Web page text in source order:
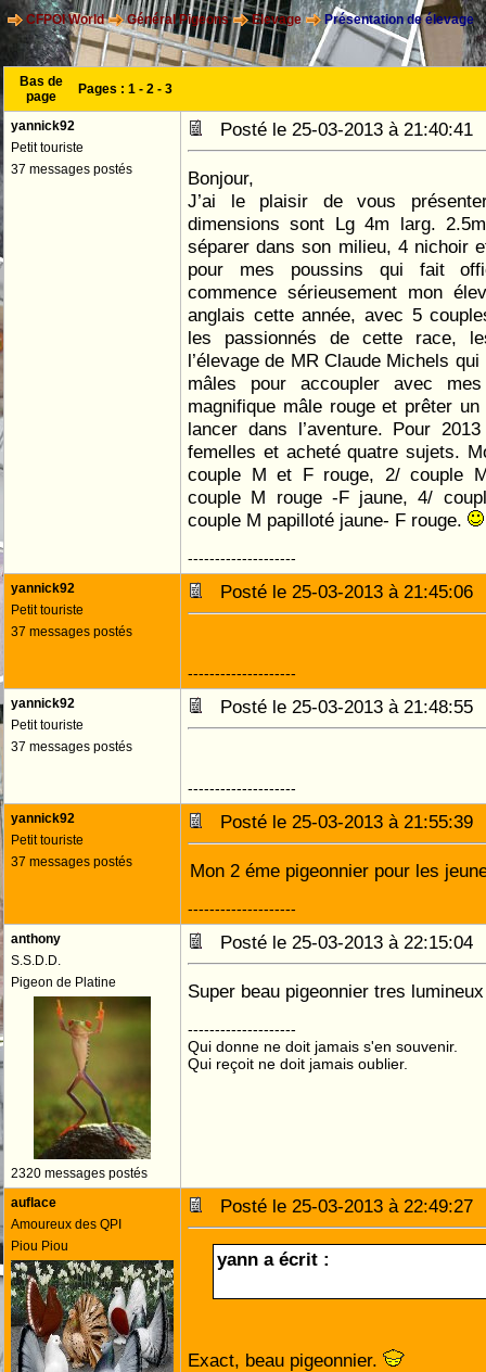
CFPOI World Général Pigeons Elevage Présentation de élevage
Bas de
page
Pages : 1 - 2 - 3
yannick92
Petit touriste
37 messages postés
Posté le 25-03-2013 à
Bonjour,
J’ai le plaisir de vous
dimensions sont Lg 4m larg.
séparer dans son milieu, 4 nichoir
pour mes poussins qui fait
commence sérieusement mon
anglais cette année, avec 5
les passionnés de cette race,
l’élevage de MR Claude Michels
mâles pour accoupler avec
magnifique mâle rouge et prêter
lancer dans l’aventure. Pour
femelles et acheté quatre sujets.
couple M et F rouge, 2/ couple
couple M rouge -F jaune, 4/
couple M papilloté jaune- F rouge.
--------------------
yannick92
Petit touriste
37 messages postés
Posté le 25-03-2013 à
--------------------
yannick92
Petit touriste
37 messages postés
Posté le 25-03-2013 à
--------------------
yannick92
Petit touriste
37 messages postés
Posté le 25-03-2013 à
Mon 2 éme pigeonnier pour les
--------------------
anthony
S.S.D.D.
Pigeon de Platine
2320 messages postés
Posté le 25-03-2013 à
Super beau pigeonnier tres lumineux
--------------------
Qui donne ne doit jamais s'en souvenir.
Qui reçoit ne doit jamais oublier.
auflace
Amoureux des QPI
Piou Piou
Posté le 25-03-2013 à
yann a écrit :
Exact, beau pigeonnier.